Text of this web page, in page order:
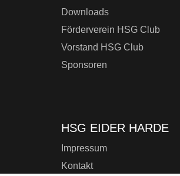
Downloads
Förderverein HSG Club
Vorstand HSG Club
Sponsoren
HSG EIDER HARDE
Impressum
Kontakt